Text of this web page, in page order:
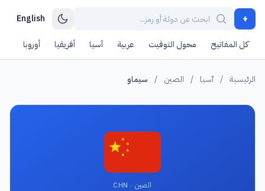
+
English
كل المفاتيح محول التوقيت عربية آسيا أفريقيا أوروبا
الرئيسية / آسيا / الصين / سيماو
الصين · CHN